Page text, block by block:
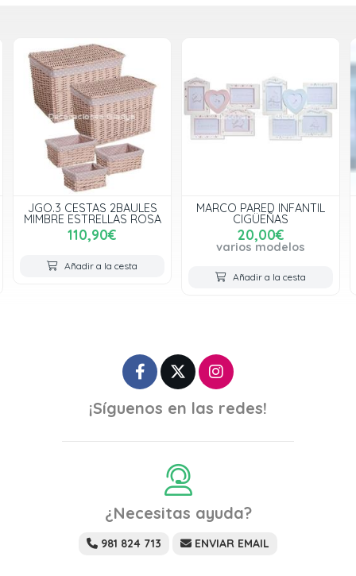
JGO.3 CESTAS 2BAULES
MIMBRE ESTRELLAS ROSA
110,90€
Añadir a la cesta
MARCO PARED INFANTIL
CIGÜEÑAS
20,00€
varios modelos
Añadir a la cesta
¡Síguenos en las redes!
¿Necesitas ayuda?
981 824 713 ENVIAR EMAIL